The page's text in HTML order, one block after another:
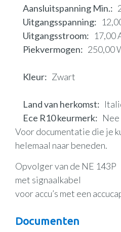
Aansluitspanning Min.
Uitgangsspanning
Uitgangsstroom
17,00
Piekvermogen
250,00
Kleur Zwart
Land van herkomst
Ece R10 keurmerk
Nee
Voor documentatie die je
helemaal naar beneden.
Opvolger van de NE 143P
met signaalkabel
voor accu’s met een
Documenten